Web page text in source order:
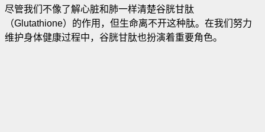
尽管我们不像了解心脏和肺一样清楚谷胱甘肽
（Glutathione）的作用，但生命离不开这种肽。在我们努力
维护身体健康过程中，谷胱甘肽也扮演着重要角色。